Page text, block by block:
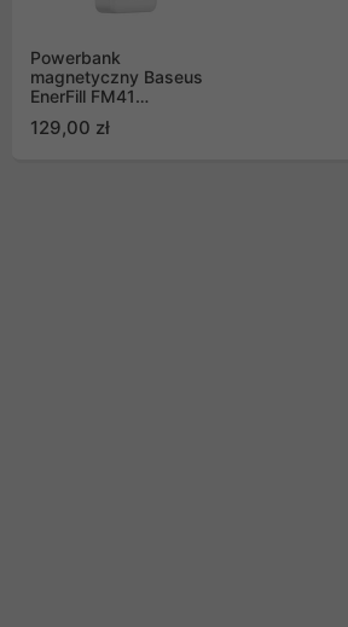
Powerbank
magnetyczny Baseus
EnerFill FM41
kablem USB-C do USB-
129,00 zł